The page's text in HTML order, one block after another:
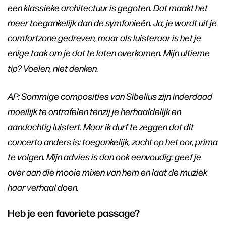
een klassieke architectuur is gegoten. Dat maakt het
meer toegankelijk dan de symfonieën. Ja, je wordt uit je
comfortzone gedreven, maar als luisteraar is het je
enige taak om je dat te laten overkomen. Mijn ultieme
tip? Voelen, niet denken.
AP: Sommige composities van Sibelius zijn inderdaad
moeilijk te ontrafelen tenzij je herhaaldelijk en
aandachtig luistert. Maar ik durf te zeggen dat dit
concerto anders is: toegankelijk, zacht op het oor, prima
te volgen. Mijn advies is dan ook eenvoudig: geef je
over aan die mooie mixen van hem en laat de muziek
haar verhaal doen.
Heb je een favoriete passage?